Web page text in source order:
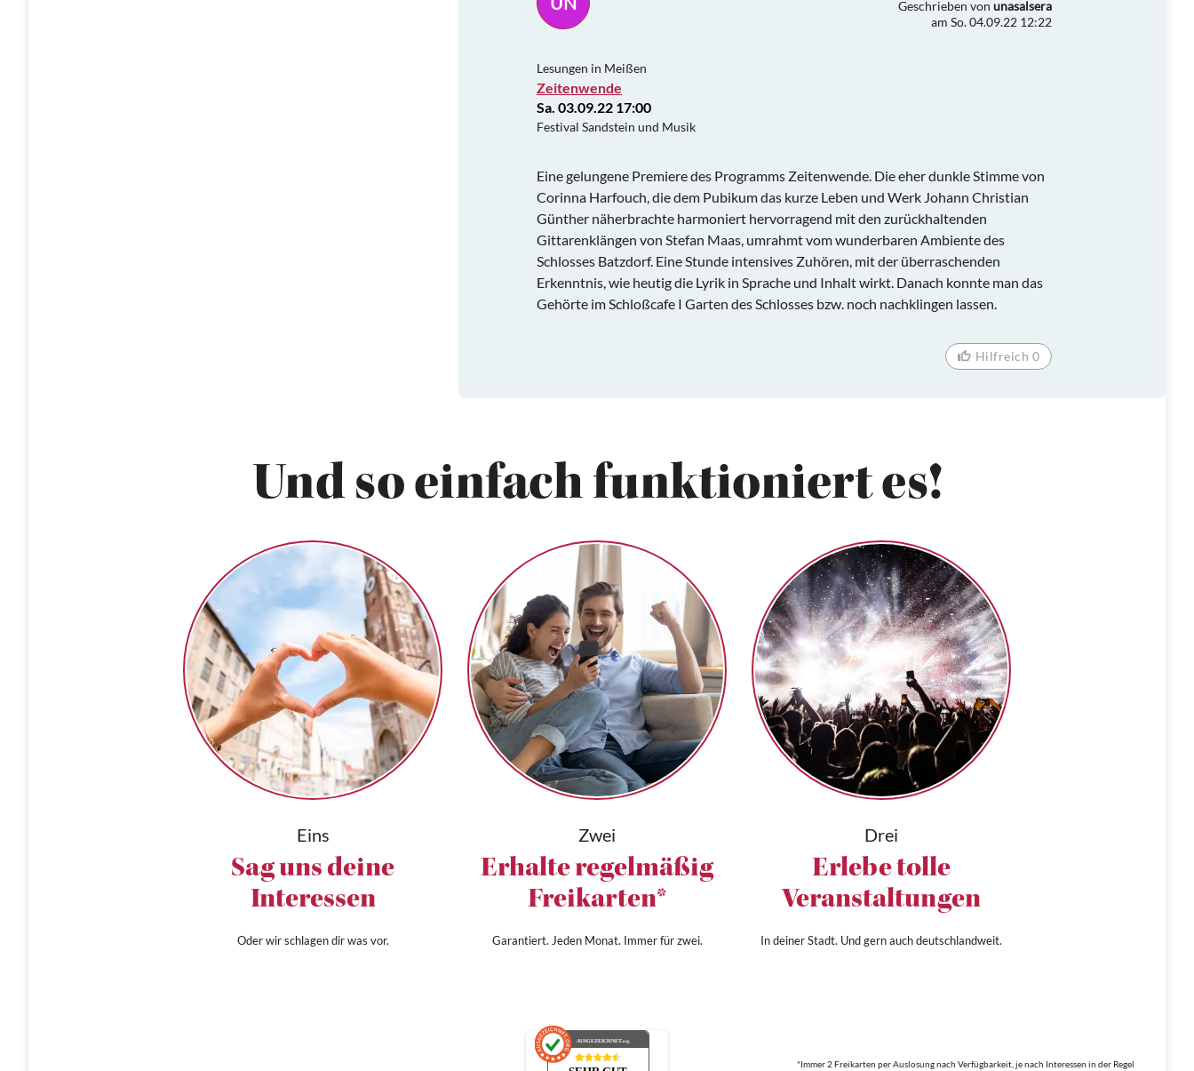
Geschrieben von unasalsera
am So. 04.09.22 12:22
Lesungen in Meißen
Zeitenwende
Sa. 03.09.22 17:00
Festival Sandstein und Musik
Eine gelungene Premiere des Programms Zeitenwende. Die eher dunkle Stimme von
Corinna Harfouch, die dem Pubikum das kurze Leben und Werk Johann Christian
Günther näherbrachte harmoniert hervorragend mit den zurückhaltenden
Gittarenklängen von Stefan Maas, umrahmt vom wunderbaren Ambiente des
Schlosses Batzdorf. Eine Stunde intensives Zuhören, mit der überraschenden
Erkenntnis, wie heutig die Lyrik in Sprache und Inhalt wirkt. Danach konnte man das
Gehörte im Schloßcafe I Garten des Schlosses bzw. noch nachklingen lassen.
Hilfreich 0
Und so einfach funktioniert es!
Eins
Sag uns deine
Interessen
Oder wir schlagen dir was vor.
Zwei
Erhalte regelmäßig
Freikarten*
Garantiert. Jeden Monat. Immer für zwei.
Drei
Erlebe tolle
Veranstaltungen
In deiner Stadt. Und gern auch deutschlandweit.
AUSGEZEICHNET.org
*Immer 2 Freikarten per Auslosung nach Verfügbarkeit, je nach Interessen in der Regel